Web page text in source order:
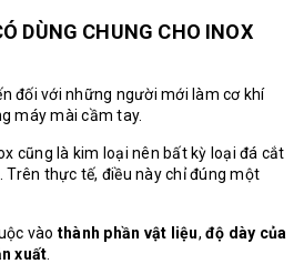
DÙNG CHUNG CHO INOX
đối với những người mới làm cơ khí
máy mài cầm tay.
cũng là kim loại nên bất kỳ loại đá cắt
Trên thực tế, điều này chỉ đúng một
vào thành phần vật liệu, độ dày của
xuất